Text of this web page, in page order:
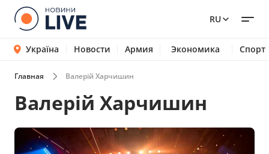
RU
Україна Новости Армия Экономика Спорт
Главная Валерій Харчишин
Валерій Харчишин